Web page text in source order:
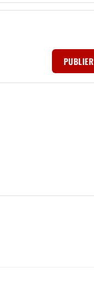
PUBLIER